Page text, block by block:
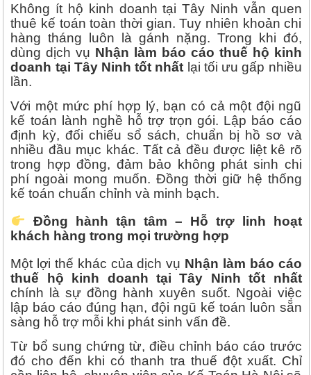
Không ít hộ kinh doanh tại Tây Ninh vẫn quen
thuê kế toán toàn thời gian. Tuy nhiên khoản chi
hàng tháng luôn là gánh nặng. Trong khi đó,
dùng dịch vụ Nhận làm báo cáo thuế hộ kinh
doanh tại Tây Ninh tốt nhất lại tối ưu gấp nhiều
lần.
Với một mức phí hợp lý, bạn có cả một đội ngũ
kế toán lành nghề hỗ trợ trọn gói. Lập báo cáo
định kỳ, đối chiếu sổ sách, chuẩn bị hồ sơ và
nhiều đầu mục khác. Tất cả đều được liệt kê rõ
trong hợp đồng, đảm bảo không phát sinh chi
phí ngoài mong muốn. Đồng thời giữ hệ thống
kế toán chuẩn chỉnh và minh bạch.
Đồng hành tận tâm – Hỗ trợ linh hoạt
khách hàng trong mọi trường hợp
Một lợi thế khác của dịch vụ Nhận làm báo cáo
thuế hộ kinh doanh tại Tây Ninh tốt nhất
chính là sự đồng hành xuyên suốt. Ngoài việc
lập báo cáo đúng hạn, đội ngũ kế toán luôn sẵn
sàng hỗ trợ mỗi khi phát sinh vấn đề.
Từ bổ sung chứng từ, điều chỉnh báo cáo trước
đó cho đến khi có thanh tra thuế đột xuất. Chỉ